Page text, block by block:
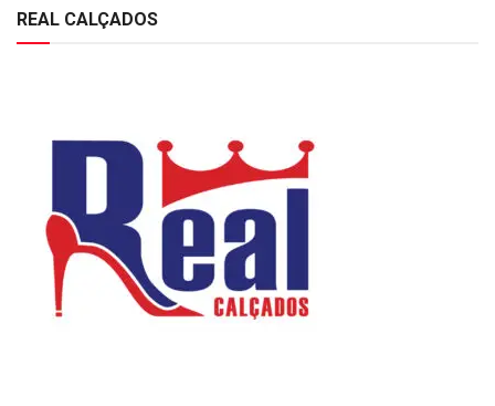
REAL CALÇADOS